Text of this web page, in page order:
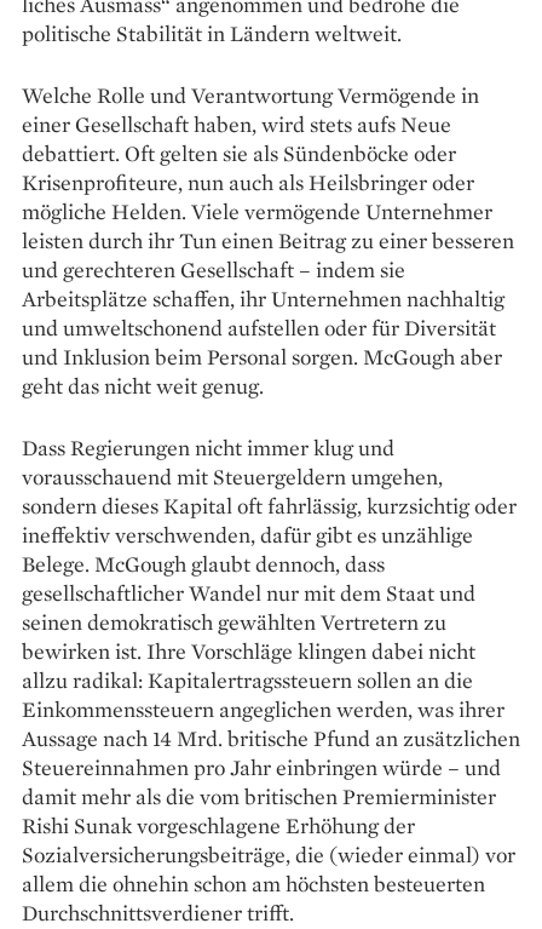
politische Stabilität in Ländern weltweit.
Welche Rolle und Verantwortung Vermögende in
einer Gesellschaft haben, wird stets aufs Neue
debattiert. Oft gelten sie als Sündenböcke oder
Krisenprofiteure, nun auch als Heilsbringer oder
mögliche Helden. Viele vermögende Unternehmer
leisten durch ihr Tun einen Beitrag zu einer besseren
und gerechteren Gesellschaft – ­indem sie
Arbeitsplätze schaffen, ihr Unternehmen nachhaltig
und umweltschonend aufstellen oder für Diversität
und Inklusion beim Personal sorgen. McGough aber
geht das nicht weit genug.
Dass Regierungen nicht immer klug und
vorausschauend mit Steuergeldern umgehen,
sondern dieses Kapital oft fahr­lässig, kurzsichtig oder
ineffektiv verschwenden, dafür gibt es unzählige
Belege. McGough glaubt dennoch, dass
gesellschaftlicher Wandel nur mit dem Staat und
seinen demo­kratisch gewählten Vertretern zu
bewirken ist. Ihre Vorschläge klingen dabei nicht
allzu radikal: Kapitalertragssteuern sollen an die
Einkommenssteuern angeglichen werden, was ihrer
Aussage nach 14 Mrd. britische Pfund an zusätz­lichen
Steuer­einnahmen pro Jahr einbringen würde – und
damit mehr als die vom britischen Premierminister
Rishi Sunak vorgeschlagene Er­höhung der
Sozialversicherungsbeiträge, die (wieder einmal) vor
allem die ohnehin schon am höchsten besteuerten
Durchschnittsverdiener trifft.